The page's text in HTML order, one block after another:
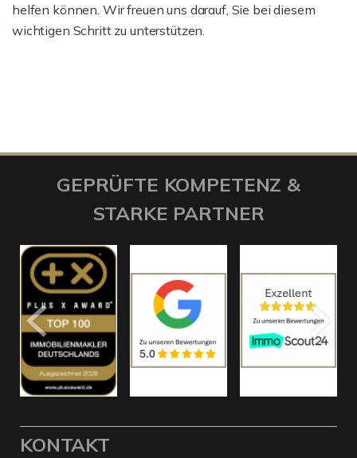
helfen können. Wir freuen uns darauf, Sie bei diesem
wichtigen Schritt zu unterstützen.
GEPRÜFTE KOMPETENZ &
STARKE PARTNER
KONTAKT